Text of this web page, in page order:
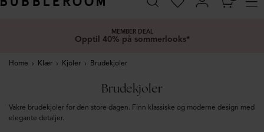
MEMBER DEAL
Opptil 40% på sommerlooks*
Home › Klær › Kjoler › Brudekjoler
Brudekjoler
Vakre brudekjoler for den store dagen. Finn klassiske og moderne design med
elegante detaljer.